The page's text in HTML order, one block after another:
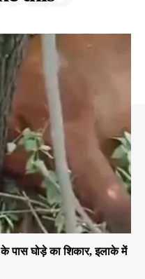
पास घोड़े का शिकार, इलाके में